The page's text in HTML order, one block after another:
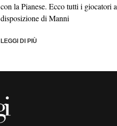
con la Pianese. Ecco tutti i giocatori a
disposizione di Manni
LEGGI DI PIÙ